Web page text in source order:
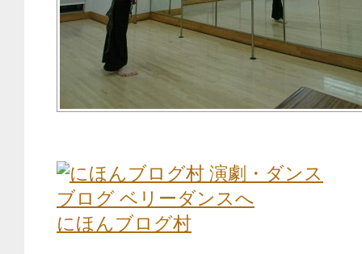
にほんブログ村